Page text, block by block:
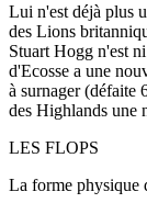
Lui n'est déjà plus
des Lions
Stuart Hogg n'est
d'Ecosse a une
à surnager (défaite
des Highlands une
LES FLOPS
La forme physique